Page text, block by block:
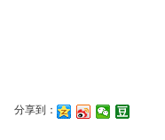
分享到：